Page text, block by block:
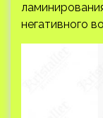
негативного